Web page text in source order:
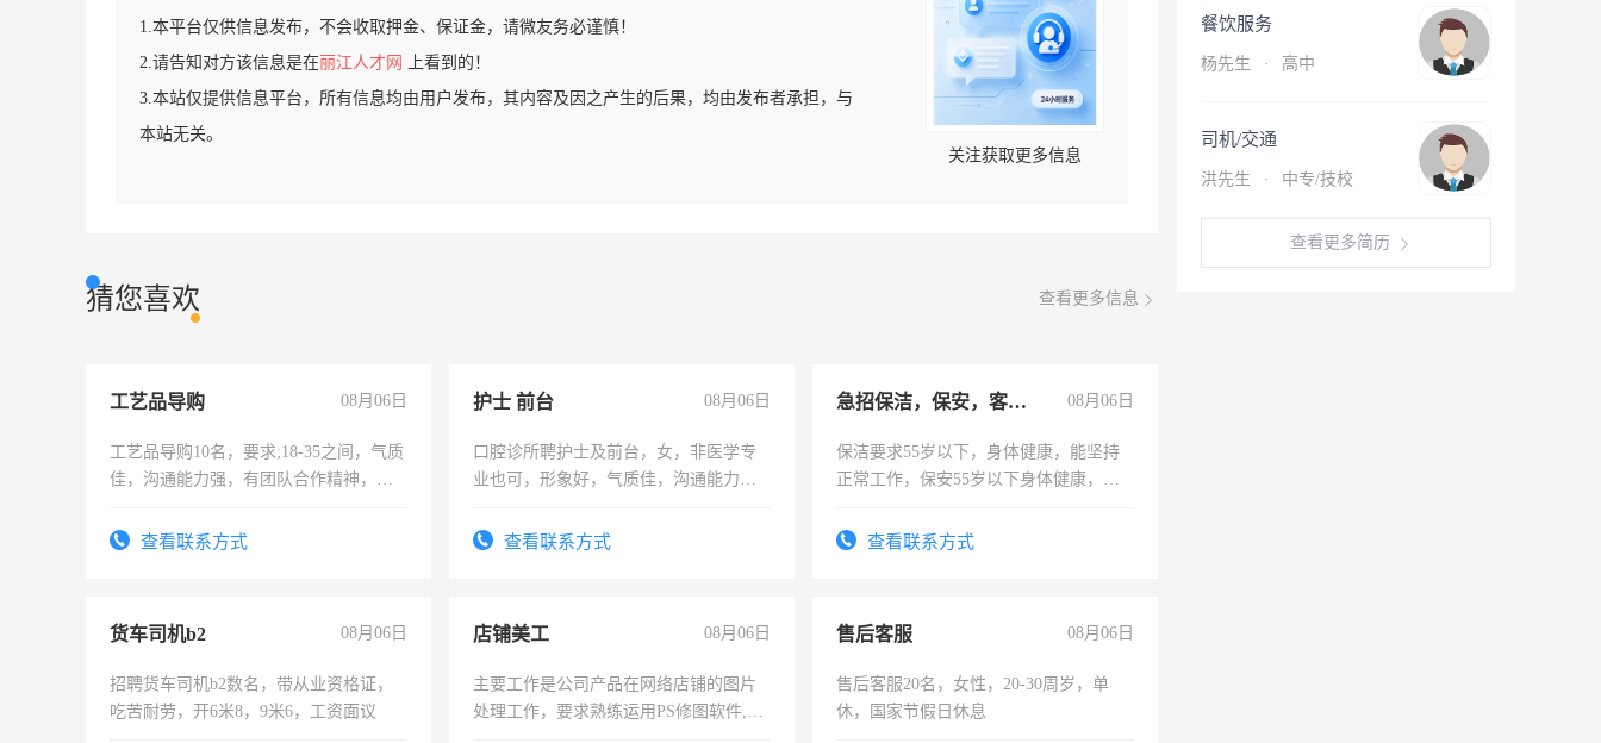
1.本平台仅供信息发布，不会收取押金、保证金，请微友务必谨慎！
2.请告知对方该信息是在丽江人才网
上看到的！
3.本站仅提供信息平台，所有信息均由用户发布，其内容及因之产生的后果，均由发布者承担，与
本站无关。
关注获取更多信息
猜您喜欢 查看更多信息
工艺品导购 08月06日
工艺品导购10名，要求;18-35之间，气质
佳，沟通能力强，有团队合作精神，有
查看联系方式
护士 前台 08月06日
口腔诊所聘护士及前台，女，非医学专
业也可，形象好，气质佳，沟通能力
查看联系方式
急招保洁，保安，客服，工程 08月06日
保洁要求55岁以下，身体健康，能坚持
正常工作，保安55岁以下身体健康，有
录，客服要求45岁以下高中以上文化，
查看联系方式
货车司机b2 08月06日
招聘货车司机b2数名，带从业资格证，
吃苦耐劳，开6米8，9米6，工资面议
店铺美工 08月06日
主要工作是公司产品在网络店铺的图片
处理工作，要求熟练运用PS修图软件,工
售后客服 08月06日
售后客服20名，女性，20-30周岁，单
休，国家节假日休息
餐饮服务
杨先生 · 高中
司机/交通
洪先生 · 中专/技校
查看更多简历